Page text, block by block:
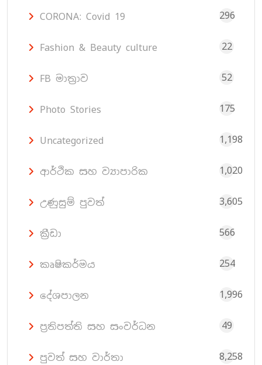
CORONA: Covid 19 296
Fashion & Beauty culture 22
FB මාත්‍රාව 52
Photo Stories 175
Uncategorized 1,198
ආර්ථික සහ ව්‍යාපාරික 1,020
උණුසුම් පුවත් 3,605
ක්‍රීඩා 566
කෘෂිකර්මය 254
දේශපාලන 1,996
ප්‍රතිපත්ති සහ සංවර්ධන 49
පුවත් සහ වාර්තා 8,258